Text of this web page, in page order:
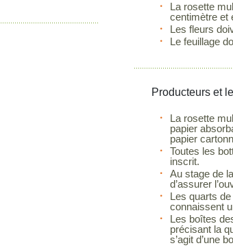
La rosette
centimètre et
Les fleurs
Le feuillage
Producteurs et
La rosette
papier
papier
Toutes les
inscrit.
Au stage de
d’assurer
Les quarts
connaissent
Les boîtes
précisant la
s’agit d’une